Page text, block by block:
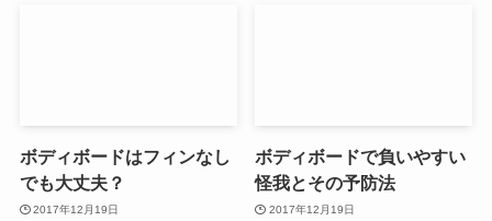
ボディボードはフィンなし
でも大丈夫？
2017年12月19日
ボディボードで負いやすい
怪我とその予防法
2017年12月19日